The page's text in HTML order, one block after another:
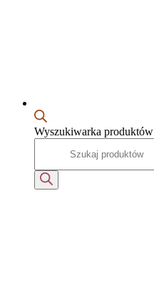
Wyszukiwarka produktów